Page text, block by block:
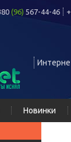
(96) 567-44-46
Новинки